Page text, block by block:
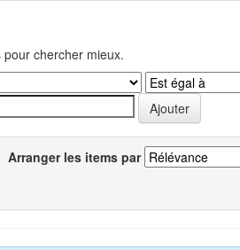
chercher mieux.
Arranger les items par